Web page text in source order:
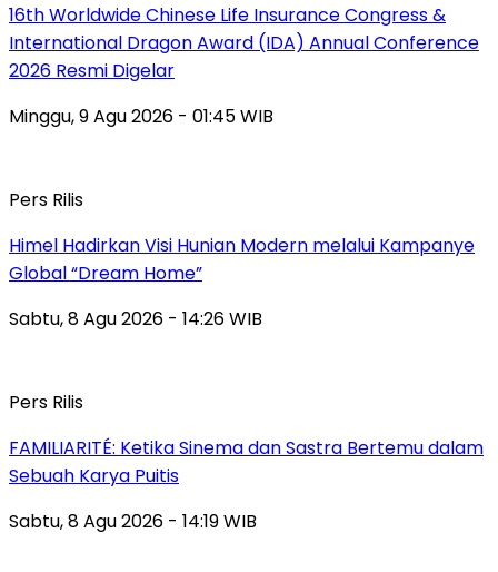
16th Worldwide Chinese Life Insurance Congress &
International Dragon Award (IDA) Annual Conference
2026 Resmi Digelar
Minggu, 9 Agu 2026 - 01:45 WIB
Pers Rilis
Himel Hadirkan Visi Hunian Modern melalui Kampanye
Global “Dream Home”
Sabtu, 8 Agu 2026 - 14:26 WIB
Pers Rilis
FAMILIARITÉ: Ketika Sinema dan Sastra Bertemu dalam
Sebuah Karya Puitis
Sabtu, 8 Agu 2026 - 14:19 WIB